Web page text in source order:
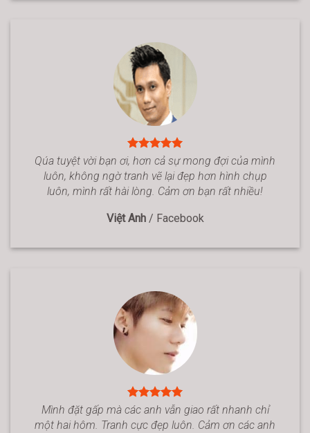
Qúa tuyệt vời bạn ơi, hơn cả sự mong đợi của mình
luôn, không ngờ tranh vẽ lại đẹp hơn hình chụp
luôn, mình rất hài lòng. Cảm ơn bạn rất nhiều!
Việt Anh / Facebook
Mình đặt gấp mà các anh vẫn giao rất nhanh chỉ
một hai hôm. Tranh cực đẹp luôn. Cảm ơn các anh